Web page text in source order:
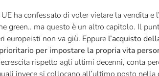
ha confessato di voler vietare la vendita
green.. ma questo è un altro capitolo. Il
europeisti non va giù. Eppure l’acquisto
per impostare la propria vita
rispetto agli ultimi decenni, conta